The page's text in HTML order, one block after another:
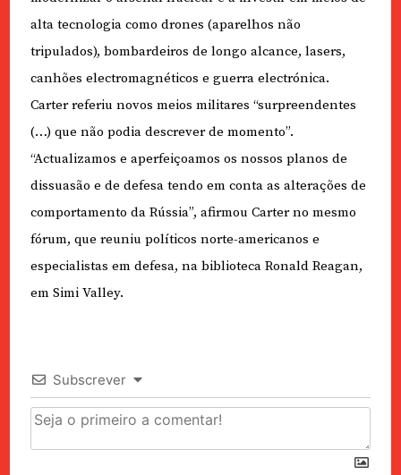
alta tecnologia como drones (aparelhos não
tripulados), bombardeiros de longo alcance, lasers,
canhões electromagnéticos e guerra electrónica.
Carter referiu novos meios militares “surpreendentes
(…) que não podia descrever de momento”.
“Actualizamos e aperfeiçoamos os nossos planos de
dissuasão e de defesa tendo em conta as alterações de
comportamento da Rússia”, afirmou Carter no mesmo
fórum, que reuniu políticos norte-americanos e
especialistas em defesa, na biblioteca Ronald Reagan,
em Simi Valley.
Subscrever